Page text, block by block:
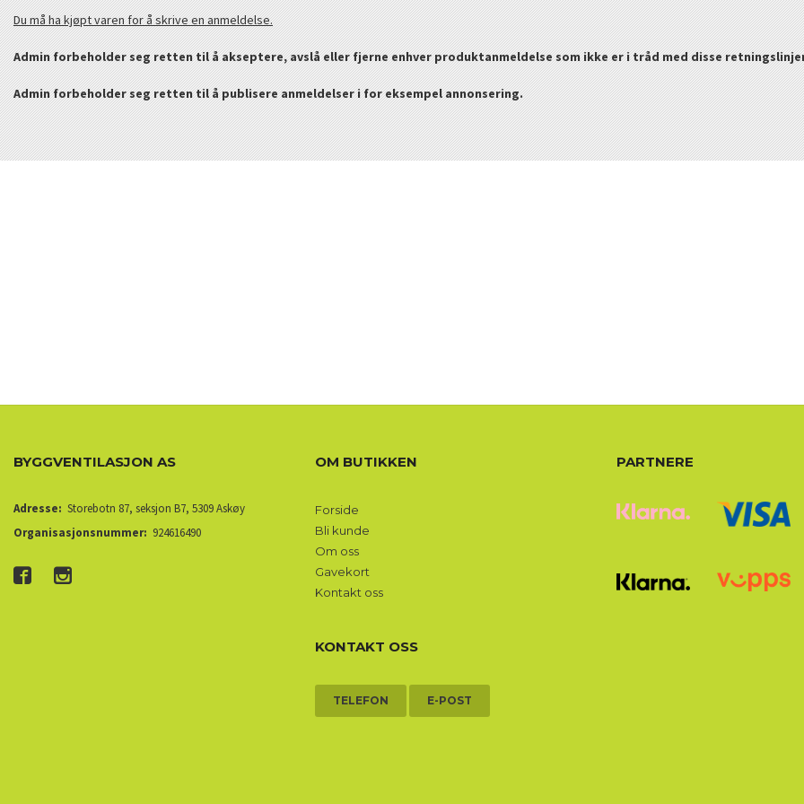
Du må ha kjøpt varen for å skrive en anmeldelse.
Admin forbeholder seg retten til å akseptere, avslå eller fjerne enhver produktanmeldelse som ikke er i tråd med disse
Admin forbeholder seg retten til å publisere anmeldelser i for eksempel annonsering.
BYGGVENTILASJON AS
Adresse: Storebotn 87, seksjon B7, 5309 Askøy
Organisasjonsnummer: 924616490
OM BUTIKKEN
Forside
Bli kunde
Om oss
Gavekort
Kontakt oss
KONTAKT OSS
TELEFON E-POST
PARTNERE